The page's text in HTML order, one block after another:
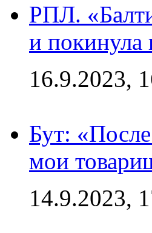
РПЛ.
и покинула
16.9.2023,
Бут:
мои
14.9.2023,